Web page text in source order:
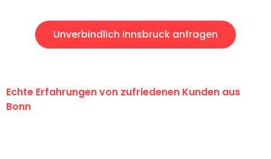
Unverbindlich Innsbruck anfragen
Echte Erfahrungen von zufriedenen Kunden aus
Bonn